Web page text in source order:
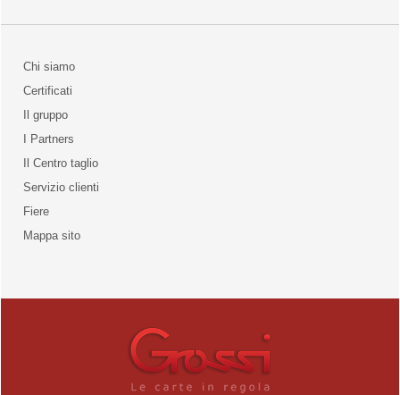
Chi siamo
qualità
Certificati
Il gruppo
I Partners
Il Centro taglio
Servizio clienti
Fiere
Mappa sito